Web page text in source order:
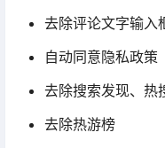
去除评论文字输入
自动同意隐私政策
去除搜索发现、热
去除热游榜